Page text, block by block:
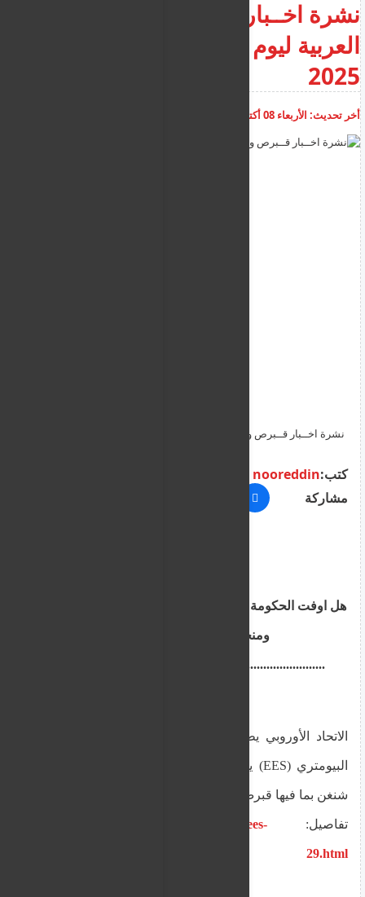
نشرة اخــبار قــبرص و الجالية
2025
أخر تحديث: الأربعاء 08 أكتوبر 2025
نشرة اخــبار قــبرص و الجالية العربية ليوم الاربعاء 8 اكتوبر 2025
كتب:nooreddin
مشاركة
هل اوفت الحكومة القبرصية لاصحاب العودة الطوعية
ومنحتهم تصاريح الاقامة
.........................................................................
الاتحاد الأوروبي يطلق تطبيق نظام الدخول والخروج
شنغن بما فيها قبرص
تفاصيل: https://www.alnourr.org/2025/10/ees-
29.html